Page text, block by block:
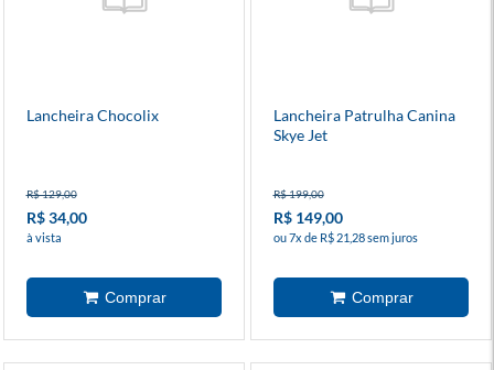
Lancheira Chocolix
R$ 129,00
R$ 34,00
à vista
Lancheira Patrulha Canina
Skye Jet
R$ 199,00
R$ 149,00
ou 7x de R$ 21,28 sem juros